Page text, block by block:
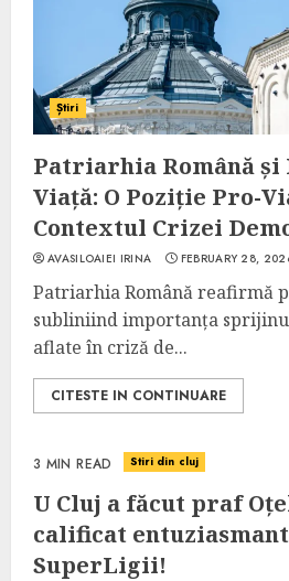
Știri
Patriarhia Română
Viață: O Poziție Pro-
Contextul Crizei
AVASILOAIEI IRINA FEBRUARY 28,
Patriarhia Română reafirmă
subliniind importanța
aflate în criză de...
CITESTE IN CONTINUARE
3 MIN READ Stiri din cluj
U Cluj a făcut praf
calificat
SuperLigii!